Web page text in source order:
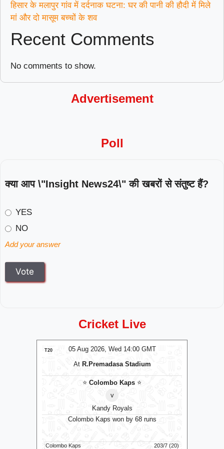
हिसार के मलापुर गांव में दर्दनाक घटना: घर की पानी की हौदी में मिले
मां और दो मासूम बच्चों के शव
Recent Comments
No comments to show.
Advertisement
Poll
क्या आप \"Insight News24\" की खबरों से संतुष्ट हैं?
YES
NO
Add your answer
Cricket Live
05 Aug 2026, Wed 14:00 GMT
T20
At R.Premadasa Stadium
⭐ Colombo Kaps ⭐
v
Kandy Royals
Colombo Kaps won by 68 runs
Colombo Kaps
203/7 (20)